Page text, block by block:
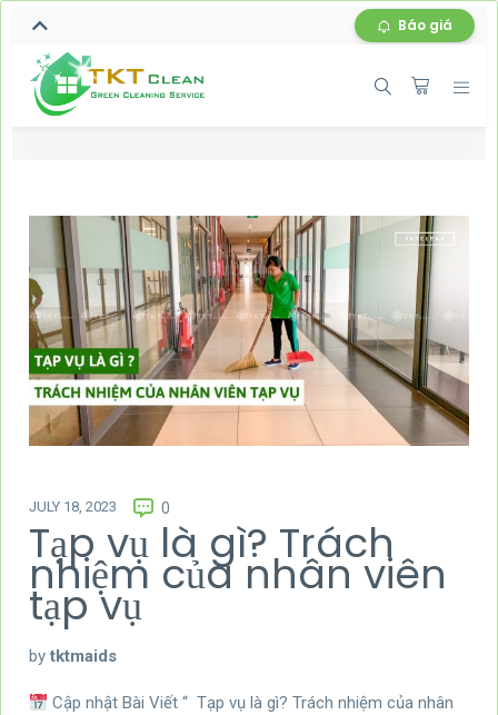
Báo giá
JULY 18, 2023 0
Tạp vụ là gì? Trách
nhiệm của nhân viên
tạp vụ
by tktmaids
Cập nhật Bài Viết “ Tạp vụ là gì? Trách nhiệm của nhân